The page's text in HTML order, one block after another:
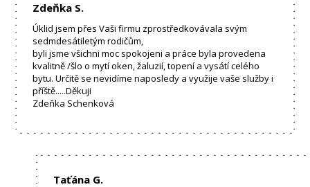
Zdeňka S.
Úklid jsem přes Vaši firmu zprostředkovávala svým
sedmdesátiletým rodičům,
byli jsme všichni moc spokojeni a práce byla provedena
kvalitně /šlo o mytí oken, žaluzií, topení a vysátí celého
bytu. Určitě se nevidíme naposledy a využije vaše služby i
příště.....Děkuji
Zdeňka Schenková
Taťána G.